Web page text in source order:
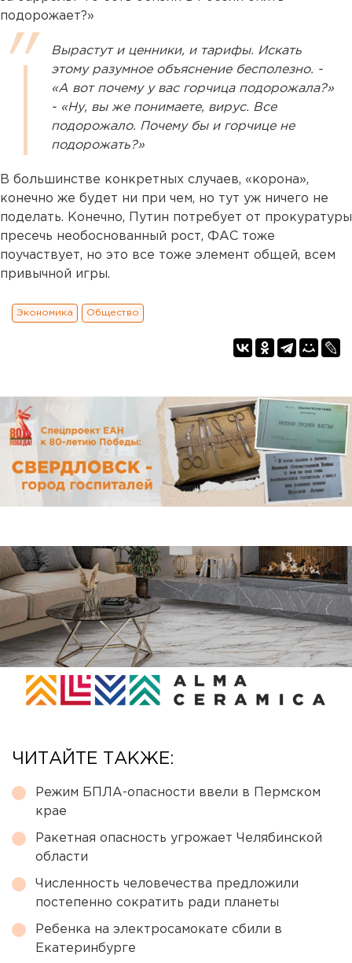
подорожает?»
Вырастут и ценники, и тарифы. Искать
этому разумное объяснение бесполезно. -
«А вот почему у вас горчица подорожала?»
- «Ну, вы же понимаете, вирус. Все
подорожало. Почему бы и горчице не
подорожать?»
В большинстве конкретных случаев, «корона»,
конечно же будет ни при чем, но тут уж ничего не
поделать. Конечно, Путин потребует от прокуратуры
пресечь необоснованный рост, ФАС тоже
поучаствует, но это все тоже элемент общей, всем
привычной игры.
Экономика Общество
ЧИТАЙТЕ ТАКЖЕ:
Режим БПЛА-опасности ввели в Пермском
крае
Ракетная опасность угрожает Челябинской
области
Численность человечества предложили
постепенно сократить ради планеты
Ребенка на электросамокате сбили в
Екатеринбурге